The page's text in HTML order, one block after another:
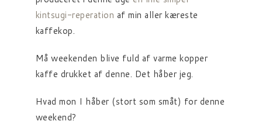
kintsugi-reperation af min aller kæreste
kaffekop.
Må weekenden blive fuld af varme kopper
kaffe drukket af denne. Det håber jeg.
Hvad mon I håber (stort som småt) for denne
weekend?